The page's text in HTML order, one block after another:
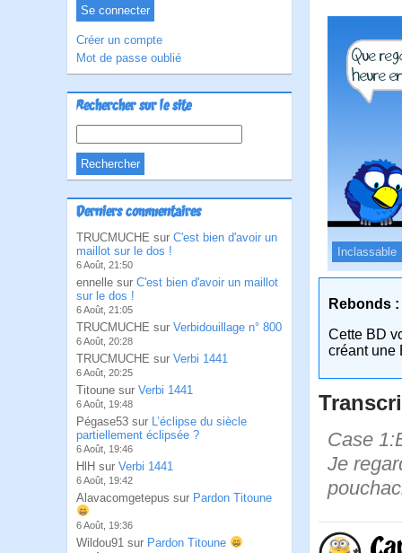
Créer un compte
Mot de passe oublié
Rechercher sur le site
Derniers commentaires
TRUCMUCHE sur C'est bien d'avoir un
maillot sur le dos !
6 Août, 21:50
ennelle sur C'est bien d'avoir un maillot
sur le dos !
6 Août, 21:05
TRUCMUCHE sur Verbidouillage n° 800
6 Août, 20:28
TRUCMUCHE sur Verbi 1441
6 Août, 20:25
Titoune sur Verbi 1441
6 Août, 19:48
Pégase53 sur L’éclipse du siècle
partiellement éclipsée ?
6 Août, 19:46
HlH sur Verbi 1441
6 Août, 19:42
Alavacomgetepus sur Pardon Titoune
6 Août, 19:36
Wildou91 sur Pardon Titoune
Inclassable
Rebonds :
Cette BD
créant une
Case
Je